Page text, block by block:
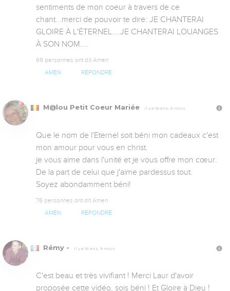
sentiments de mon coeur à travers de ce
chant...merci de pouvoir te dire: JE CHANTERAI
GLOIRE À L'ÉTERNEL....JE CHANTERAI LOUANGES
À SON NOM....
69 personnes ont dit Amen
AMEN RÉPONDRE
M@lou Petit Coeur Mariée Il y a 16 ans, 6 mois
Que le nom de l'Eternel soit béni mon cadeaux c'est
mon amour pour vous en christ.
je vous aime dans l'unité et je vous offre mon cœur.
De la part de celui que j'aime pardessus tout.
Soyez abondamment béni!
76 personnes ont dit Amen
AMEN RÉPONDRE
Rémy - Il y a 16 ans, 9 mois
C'est beau et très vivifiant ! Merci Laur d'avoir
proposée cette vidéo, sois béni ! Et Gloire à Dieu !